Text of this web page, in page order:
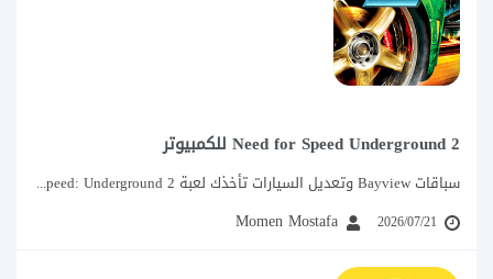
Need for Speed Underground 2 للكمبيوتر
سباقات Bayview وتعديل السيارات تأخذك لعبة Need for Speed: Underground 2 إلى مدينة Bayview...
2026/07/21
Momen Mostafa